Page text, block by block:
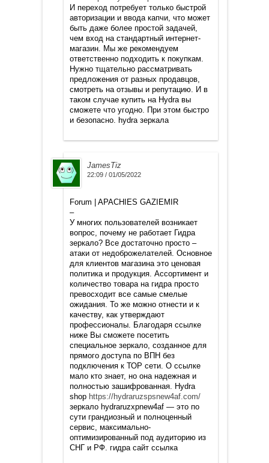
И переход потребует только быстрой
авторизации и ввода капчи, что может
быть даже более простой задачей,
чем вход на стандартный интернет-
магазин. Мы же рекомендуем
ответственно подходить к покупкам.
Нужно тщательно рассматривать
предложения от разных продавцов,
смотреть на отзывы и репутацию. И в
таком случае купить на Hydra вы
сможете что угодно. При этом быстро
и безопасно. hydra зеркала
JamesTiz
22:09 / 01/05/2022
Forum | APACHIES GAZIEMIR
–
У многих пользователей возникает
вопрос, почему не работает Гидра
зеркало? Все достаточно просто –
атаки от недоброжелателей. Основное
для клиентов магазина это ценовая
политика и продукция. Ассортимент и
количество товара на гидра просто
превосходит все самые смелые
ожидания. То же можно отнести и к
качеству, как утверждают
профессионалы. Благодаря ссылке
ниже Вы сможете посетить
специальное зеркало, созданное для
прямого доступа по ВПН без
подключения к ТОР сети. О ссылке
мало кто знает, но она надежная и
полностью зашифрованная. Hydra
shop https://hydraruzspsnew4af.com/
зеркало hydraruzxpnew4af — это по
сути грандиозный и полноценный
сервис, максимально-
оптимизированный под аудиторию из
СНГ и РФ. гидра сайт ссылка